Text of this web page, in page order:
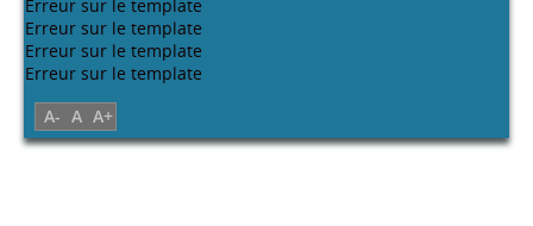
A- A A+
Erreur sur le template
Erreur sur le template
Erreur sur le template
Erreur sur le template